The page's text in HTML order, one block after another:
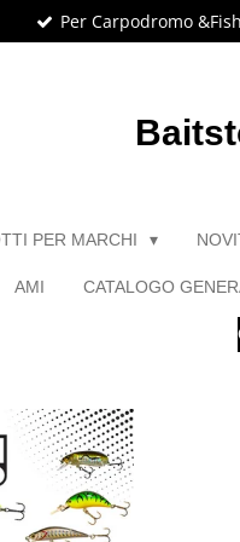
Per Carpodromo
PER MARCHI
AMI CATALOGO